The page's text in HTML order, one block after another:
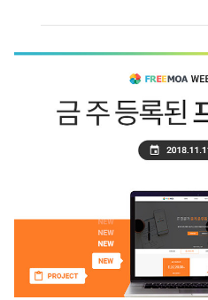
고 있습니다. 데스크톱 pc를 이용하는
문에 모바일 어플 또한 중요한 역할을
실을 알고 있음에도 불구하고 아직 어
그건 바로 ‘비용’이 이유일 것입니다.
신중한 고민을 하게 될 것입니다. 이